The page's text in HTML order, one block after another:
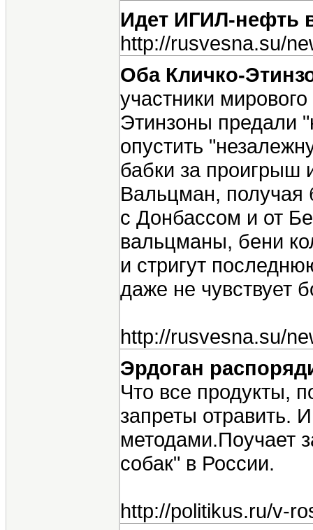
Идет ИГИЛ-нефть
http://rusvesna.su/
Оба Кличко-
участники
Этинзоны предали
опустить
бабки за проигрыш
Вальцман, получая
с Донбассом и от
вальцманы, бени
и стригут
даже не чувствует
http://rusvesna.su/
Эрдоган
Что все продукты,
запреты отравить.
методами.Поучает
собак" в России.
http://politikus.ru/v-